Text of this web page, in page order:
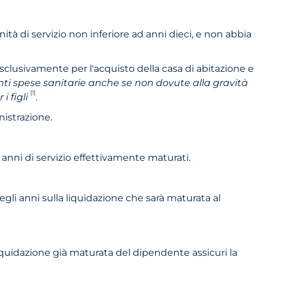
di servizio non inferiore ad anni dieci, e non abbia
per l'acquisto della casa di abitazione e
spese sanitarie anche se non dovute alla gravità
i figli [1].
anni di servizio effettivamente maturati.
anni sulla liquidazione che sarà maturata al
già maturata del dipendente assicuri la